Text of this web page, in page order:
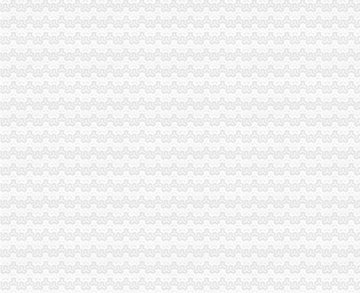
一般纳税人资格认定存在的问题-商务服务-成都商报
什么是一般纳税人？怎么办理一般纳税人资格登记？_搜狐财经_搜狐网
一般纳税人资格认定的基本规则_东奥会计在线
增值税一般纳税人资格认定再提速-新华网
一般纳税人资格查询
什么是一般纳税人？怎么办理一般纳税人资格登记？
增值税一般纳税人资格认定管理办
增值税一般纳税人资格认定
增值税一般纳税人资格认定管理办
广西：增值税一般纳税人认定告别审批制改为登记制-广西新闻网
广西：增值税一般纳税人认定告别审批制改为登记制-广西新闻网
一般纳税人资格认证书—在线播放—优酷网,高清在线观看